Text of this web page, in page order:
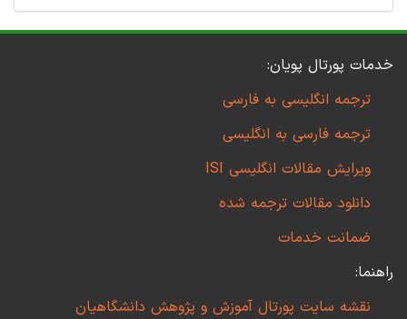
خدمات پورتال پویان:
ترجمه انگلیسی به فارسی
ترجمه فارسی به انگلیسی
ویرایش مقالات انگلیسی ISI
دانلود مقالات ترجمه شده
ضمانت خدمات
راهنما:
نقشه سایت پورتال آموزش و پژوهش دانشگاهیان